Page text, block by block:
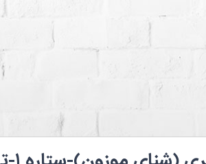
های شنا (استخرها) کانال روبیکا فدراسیون